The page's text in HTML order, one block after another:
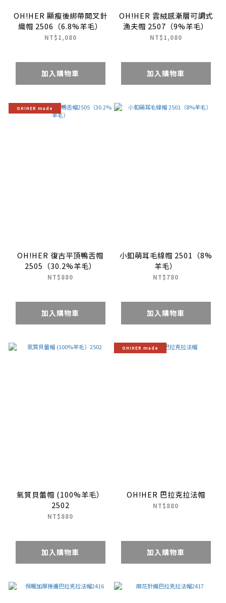
OH!HER 顯瘦後綁帶開叉針
織帽 2506（6.8%羊毛）
NT$1,080
加入購物車
OH!HER 雲絨感漸層可調式
漁夫帽 2507（9%羊毛）
NT$1,080
加入購物車
OH!HER made
OH!HER 復古平頂鴨舌帽
2505（30.2%羊毛）
NT$880
加入購物車
小釦萌耳毛線帽 2501（8%
羊毛）
NT$780
加入購物車
氣質貝蕾帽 (100%羊毛）
2502
NT$880
加入購物車
OH!HER made
OH!HER 巴拉克拉法帽
NT$880
加入購物車